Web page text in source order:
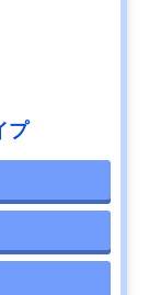
プ